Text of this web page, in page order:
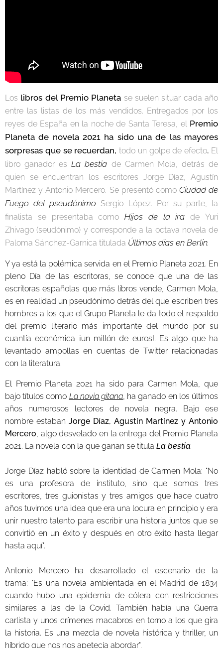
Los libros del Premio Planeta se suelen situar cada año
entre las listas de los más vendidos. Entregados por los
reyes de España en la noche de Santa Teresa, el Premio
Planeta de novela 2021 ha sido una de las mayores
sorpresas que se recuerdan,todo un golpe de efecto. El
libro ganador esLa bestia de Carmen Mola, detrás de
quien se encuentran los escritores Jorge Díaz, Agustín
Martínez y Antonio Mercero. Se presentó como Ciudad de
Fuego del pseudónimo Sergio López. Por su parte, la
finalista se presentaba comoHijos de la irade Yuri
Zhivago (seudónimo) y corresponde a la octava novela de
Paloma Sánchez-Garnica titulada Últimos días en Berlín.
Y ya está la polémica servida en el Premio Planeta 2021. En
pleno Día de las escritoras, se conoce que una de las
escritoras españolas que más libros vende, Carmen Mola,
es en realidad un pseudónimo detrás del que escriben tres
hombres a los que el Grupo Planeta le da todo el respaldo
del premio literario más importante del mundo por su
cuantía económica ¡un millón de euros!. Es algo que ha
levantado ampollas en cuentas de Twitter relacionadas
con la literatura.
El Premio Planeta 2021 ha sido para Carmen Mola, que
bajo títulos como La novia gitana , ha ganado en los últimos
años numerosos lectores de novela negra. Bajo ese
nombre estabanJorge Díaz, Agustín Martínez y Antonio
Mercero , algo desvelado en la entrega del Premio Planeta
2021. La novela con la que ganan se titula La bestia.
Jorge Díaz habló sobre la identidad de Carmen Mola: "No
es una profesora de instituto, sino que somos tres
escritores, tres guionistas y tres amigos que hace cuatro
años tuvimos una idea que era una locura en principio y era
unir nuestro talento para escribir una historia juntos que se
convirtió en un éxito y después en otro éxito hasta llegar
hasta aquí".
Antonio Mercero ha desarrollado el escenario de la
trama: "Es una novela ambientada en el Madrid de 1834
cuando hubo una epidemia de cólera con restricciones
similares a las de la Covid. También había una Guerra
carlista y unos crímenes macabros en torno a los que gira
la historia. Es una mezcla de novela histórica y thriller, un
híbrido que nos nos apetecía abordar".